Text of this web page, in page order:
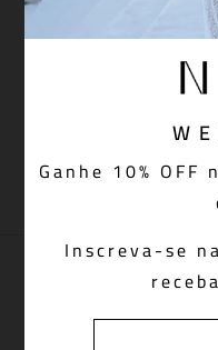
Ganhe 10%
Inscreva-se
BLUSA TULE